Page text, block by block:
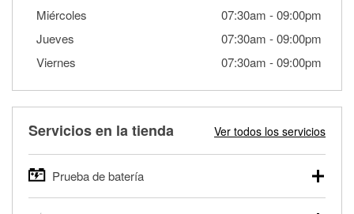
Miércoles
07:30am -09:00pm
Jueves
07:30am -09:00pm
Viernes
07:30am -09:00pm
Servicios en la tienda Ver todos los servicios
Prueba de batería